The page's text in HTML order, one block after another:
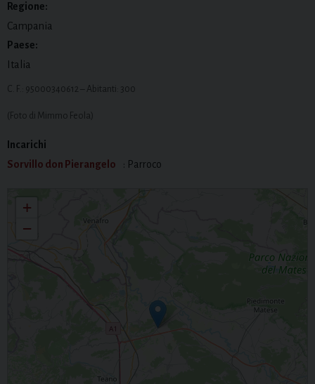
Regione:
Campania
Paese:
Italia
C. F.: 95000340612 – Abitanti: 300
(Foto di Mimmo Feola)
Incarichi
Sorvillo don Pierangelo
: Parroco
+
−